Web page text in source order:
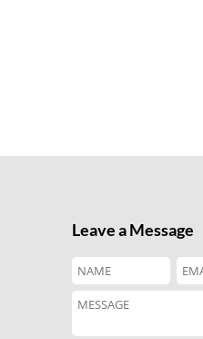
Leave a Message